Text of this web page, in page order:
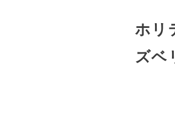
ホリ
ズベ